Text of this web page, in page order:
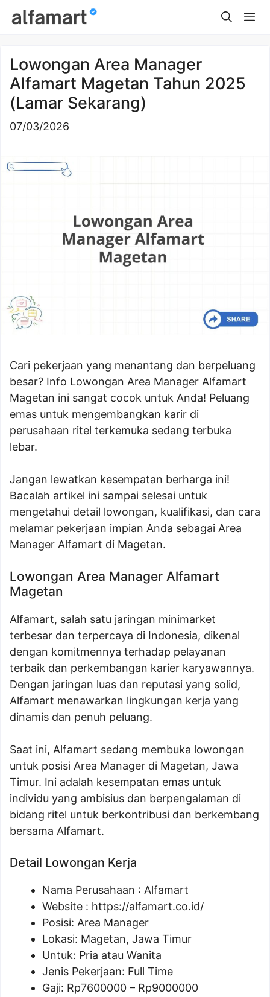
Lowongan Area Manager
Alfamart Magetan Tahun 2025
(Lamar Sekarang)
07/03/2026
Cari pekerjaan yang menantang dan berpeluang
besar? Info Lowongan Area Manager Alfamart
Magetan ini sangat cocok untuk Anda! Peluang
emas untuk mengembangkan karir di
perusahaan ritel terkemuka sedang terbuka
lebar.
Jangan lewatkan kesempatan berharga ini!
Bacalah artikel ini sampai selesai untuk
mengetahui detail lowongan, kualifikasi, dan cara
melamar pekerjaan impian Anda sebagai Area
Manager Alfamart di Magetan.
Lowongan Area Manager Alfamart
Magetan
Alfamart, salah satu jaringan minimarket
terbesar dan terpercaya di Indonesia, dikenal
dengan komitmennya terhadap pelayanan
terbaik dan perkembangan karier karyawannya.
Dengan jaringan luas dan reputasi yang solid,
Alfamart menawarkan lingkungan kerja yang
dinamis dan penuh peluang.
Saat ini, Alfamart sedang membuka lowongan
untuk posisi Area Manager di Magetan, Jawa
Timur. Ini adalah kesempatan emas untuk
individu yang ambisius dan berpengalaman di
bidang ritel untuk berkontribusi dan berkembang
bersama Alfamart.
Detail Lowongan Kerja
Nama Perusahaan : Alfamart
Website : https://alfamart.co.id/
Posisi: Area Manager
Lokasi: Magetan, Jawa Timur
Untuk: Pria atau Wanita
Jenis Pekerjaan: Full Time
Gaji: Rp7600000 – Rp9000000